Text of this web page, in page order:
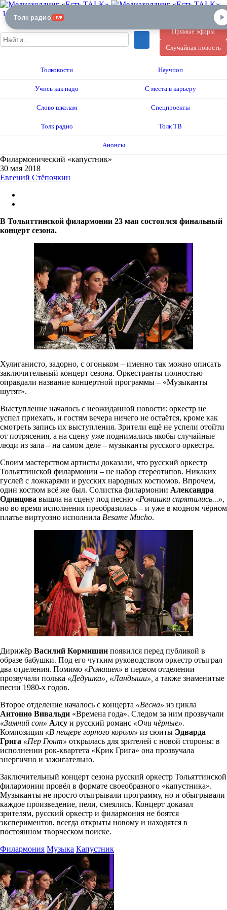
12+
Прямые эфиры
Случайная новость
Толковости Научпоп
Учись как надо С места в карьеру
Слово школам Спецпроекты
Толк радио Толк ТВ
Анонсы
Филармонический «капустник»
30 мая 2018
Евгений Стёпочкин
В Тольяттинской филармонии 23 мая состоялся финальный
концерт сезона.
Хулиганисто, задорно, с огоньком – именно так можно описать
заключительный концерт сезона. Оркестранты полностью
оправдали название концертной программы – «Музыканты
шутят».
Выступление началось с неожиданной новости: оркестр не
успел приехать, и гостям вечера ничего не остаётся, кроме как
смотреть запись их выступления. Зрители ещё не успели отойти
от потрясения, а на сцену уже поднимались якобы случайные
люди из зала – на самом деле – музыканты русского оркестра.
Своим мастерством артисты доказали, что русский оркестр
Тольяттинской филармонии – не набор стереотипов. Никаких
гуслей с ложкарями и русских народных костюмов. Впрочем,
один костюм всё же был. Солистка филармонии Александра
Одинцова вышла на сцену под песню «Ромашки спрятались...»,
но во время исполнения преобразилась – и уже в модном чёрном
платье виртуозно исполнила Besame Mucho.
Дирижёр Василий Кормишин появился перед публикой в
образе бабушки. Под его чутким руководством оркестр отыграл
два отделения. Помимо «Ромашек» в первом отделении
прозвучали полька «Дедушка», «Ландыши», а также знаменитые
песни 1980-х годов.
Второе отделение началось с концерта «Весна» из цикла
Антонио Вивальди «Времена года». Следом за ним прозвучали
«Зимний сон» Алсу и русский романс «Очи чёрные».
Композиция «В пещере горного короля» из сюиты Эдварда
Грига «Пер Гюнт» открылась для зрителей с новой стороны: в
исполнении рок-квартета «Крик Грига» она прозвучала
энергично и зажигательно.
Заключительный концерт сезона русский оркестр Тольяттинской
филармонии провёл в формате своеобразного «капустника».
Музыканты не просто отыгрывали программу, но и обыгрывали
каждое произведение, пели, смеялись. Концерт доказал
зрителям, русский оркестр и филармония не боятся
экспериментов, всегда открыты новому и находятся в
постоянном творческом поиске.
Филармония Музыка Капустник
Толк радио LIVE